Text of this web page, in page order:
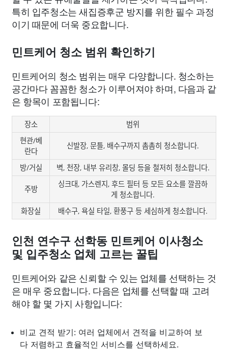
특히 입주청소는 새집증후군 방지를 위한 필수 과정
이기 때문에 더욱 중요합니다.
민트케어 청소 범위 확인하기
민트케어의 청소 범위는 매우 다양합니다. 청소하는
공간마다 꼼꼼한 청소가 이루어져야 하며, 다음과 같
은 항목이 포함됩니다:
장소
범위
현관/베
란다
신발장, 문틀, 배수구까지 촘촘히 청소합니다.
방/거실 벽, 천장, 내부 유리창, 몰딩 등을 철저히 청소합니다.
주방
싱크대, 가스렌지, 후드 필터 등 모든 요소를 깔끔하
게 청소합니다.
화장실
배수구, 욕실 타일, 환풍구 등 세심하게 청소합니다.
인천 연수구 선학동 민트케어 이사청소
및 입주청소 업체 고르는 꿀팁
민트케어와 같은 신뢰할 수 있는 업체를 선택하는 것
은 매우 중요합니다. 다음은 업체를 선택할 때 고려
해야 할 몇 가지 사항입니다:
비교 견적 받기: 여러 업체에서 견적을 비교하여 보
다 저렴하고 효율적인 서비스를 선택하세요.